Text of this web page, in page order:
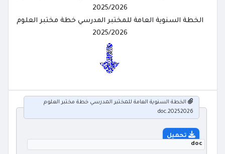
2025/2026
الخطة السنوية العامة للمختبر المدرسي خطة مختبر العلوم
2025/2026
الخطة السنوية العامة للمختبر المدرسي خطة مختبر العلوم
20252026.doc
تحميل
doc